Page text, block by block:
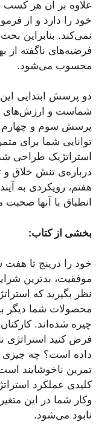
علاوه بر آن هر
خود را دارد و از
نمی‌کند. بنابراین
فرضیه‌های ناگفته از
محسوب می‌شود.
دو پرسش ابتدایی
شماست و ارزش‌های
پرسش سوم و چهارم
توانایی شما برای
استراتژیک
درباره‌ی تنش خلاق
هفتم، رویکردی به
انطباق با آنها صحبت
بخشی از کتاب:
خود را درپنج تا هفت
موفقیت، بدترین
نظر بگیرید که
محصولات شما دیگر به
چیره شده‌اند.
فرض کنید استراتژی
داده است؟ چه
تمرین ناخوشایند
کلیدی عملکرد
وکار شما در این
نابود می‌شود.